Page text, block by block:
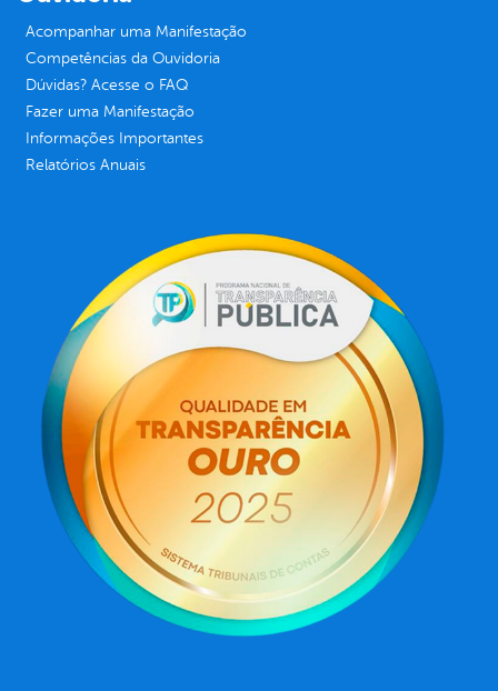
Acompanhar uma Manifestação
Competências da Ouvidoria
Dúvidas? Acesse o FAQ
Fazer uma Manifestação
Informações Importantes
Relatórios Anuais